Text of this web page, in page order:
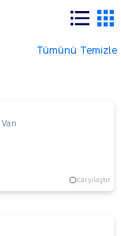
Tümünü Temizle
Karşılaştır